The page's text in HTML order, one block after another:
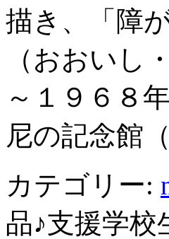
描き、「障
（おおいし
～１９６８
尼の記念館
カテゴリー:
品♪支援学校